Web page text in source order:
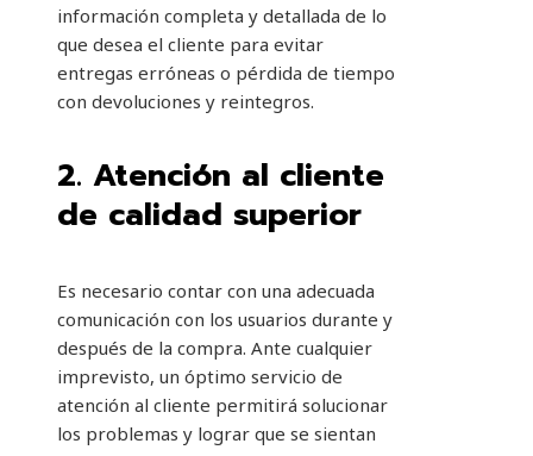
información completa y detallada de lo
que desea el cliente para evitar
entregas erróneas o pérdida de tiempo
con devoluciones y reintegros.
2. Atención al cliente
de calidad superior
Es necesario contar con una adecuada
comunicación con los usuarios durante y
después de la compra. Ante cualquier
imprevisto, un óptimo servicio de
atención al cliente permitirá solucionar
los problemas y lograr que se sientan